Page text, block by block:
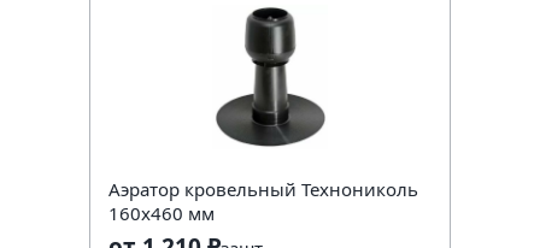
Аэратор кровельный Технониколь
160х460 мм